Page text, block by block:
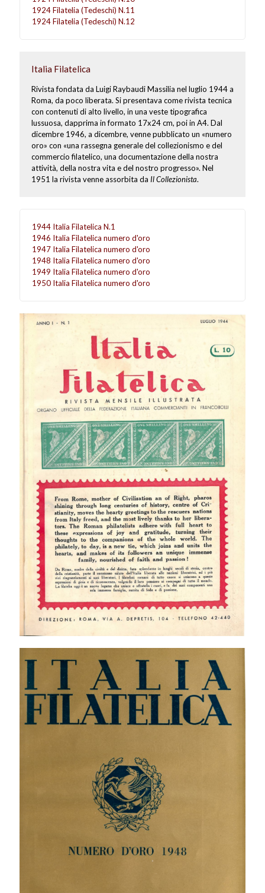
1924 Filatelia (Tedeschi) N.11
1924 Filatelia (Tedeschi) N.12
Italia Filatelica
Rivista fondata da Luigi Raybaudi Massilia nel luglio 1944 a
Roma, da poco liberata. Si presentava come rivista tecnica
con contenuti di alto livello, in una veste tipografica
lussuosa, dapprima in formato 17x24 cm, poi in A4. Dal
dicembre 1946, a dicembre, venne pubblicato un «numero
oro» con «una rassegna generale del collezionismo e del
commercio filatelico, una documentazione della nostra
attività, della nostra vita e del nostro progresso». Nel
1951 la rivista venne assorbita da Il Collezionista.
1944 Italia Filatelica N.1
1946 Italia Filatelica numero d'oro
1947 Italia Filatelica numero d'oro
1948 Italia Filatelica numero d'oro
1949 Italia Filatelica numero d'oro
1950 Italia Filatelica numero d'oro